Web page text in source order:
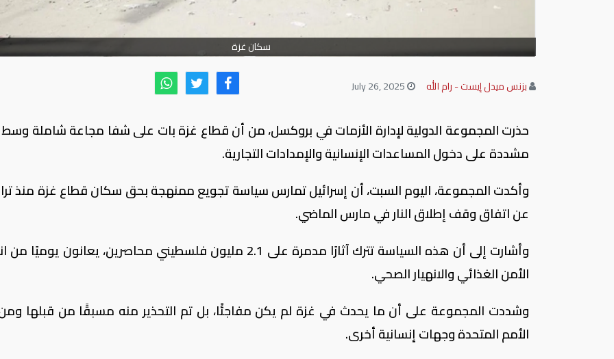
سكان غزة
بزنس ميدل إيست - رام الله
حذرت المجموعة الدولية لإدارة الأزمات في بروكسل، من أن قطاع غزة بات على شفا مجاعة شاملة
مشددة على دخول المساعدات الإنسانية والإمدادات التجارية.
وأكدت المجموعة، اليوم السبت، أن إسرائيل تمارس سياسة تجويع ممنهجة بحق سكان قطاع غزة منذ
عن اتفاق وقف إطلاق النار في مارس الماضي.
وأشارت إلى أن هذه السياسة تترك آثارًا مدمرة على 2.1 مليون فلسطيني محاصرين، يعانون
الأمن الغذائي والانهيار الصحي.
وشددت المجموعة على أن ما يحدث في غزة لم يكن مفاجئًا، بل تم التحذير منه مسبقًا من قبلها
الأمم المتحدة وجهات إنسانية أخرى.